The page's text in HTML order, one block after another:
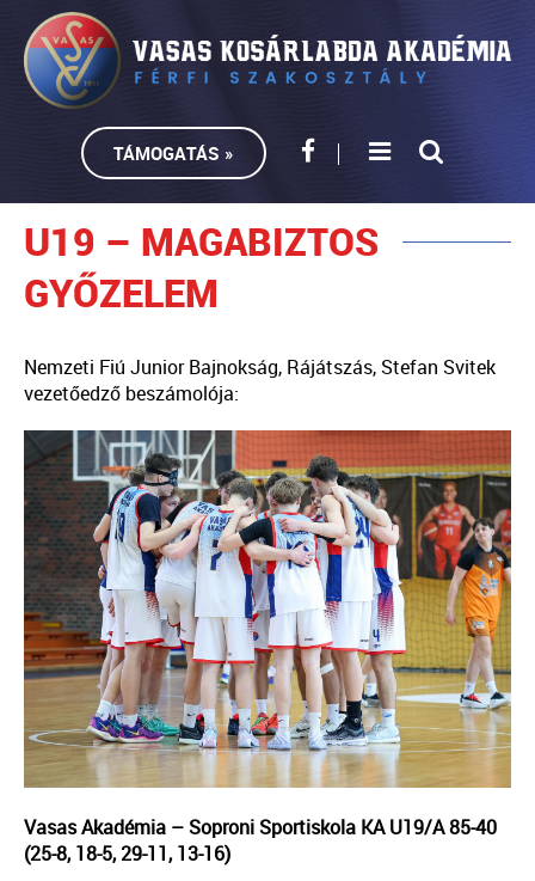
TÁMOGATÁS »
U19 – MAGABIZTOS
GYŐZELEM
Nemzeti Fiú Junior Bajnokság, Rájátszás, Stefan Svitek
vezetőedző beszámolója:
Vasas Akadémia – Soproni Sportiskola KA U19/A 85-40
(25-8, 18-5, 29-11, 13-16)